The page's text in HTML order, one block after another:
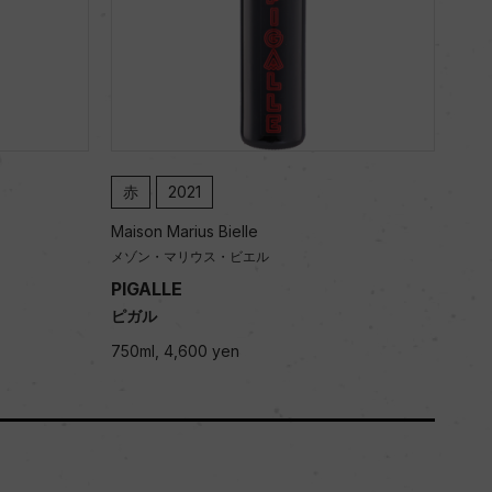
赤 2021
Maison Marius Bielle
メゾン・マリウス・ビエル
PIGALLE
ピガル
750ml, 4,600 yen